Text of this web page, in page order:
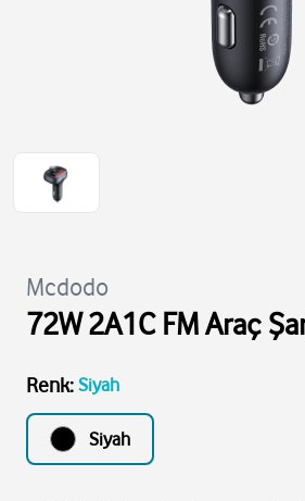
Mcdodo
72W 2A1C FM Araç
Renk: Siyah
Siyah